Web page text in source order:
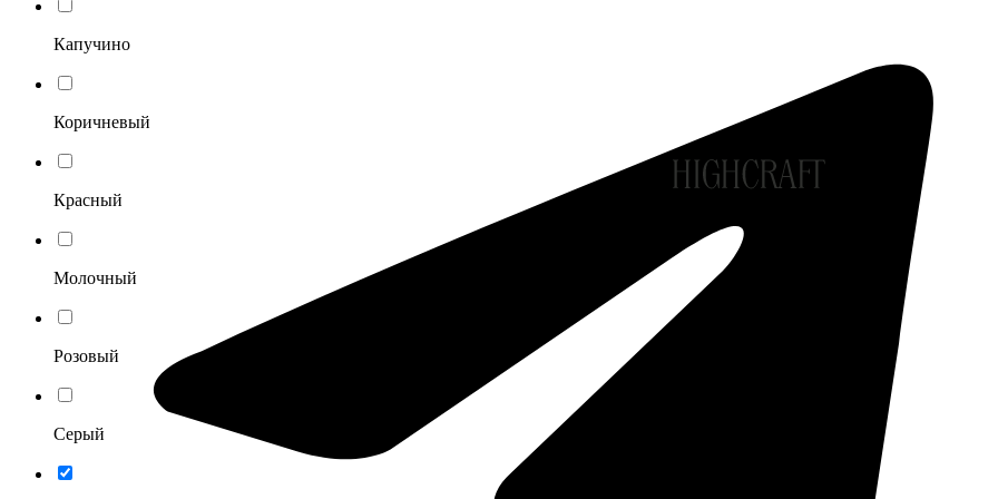
Капучино
Коричневый
Красный
Молочный
Розовый
Серый